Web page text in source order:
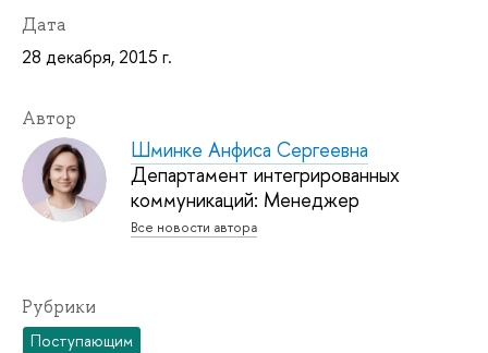
Дата
28 декабря, 2015 г.
Автор
Шминке Анфиса Сергеевна
Департамент интегрированных
коммуникаций: Менеджер
Все новости автора
Рубрики
Поступающим